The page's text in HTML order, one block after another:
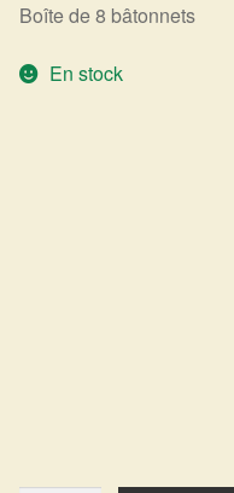
Boîte de 8 bâtonnets
En stock